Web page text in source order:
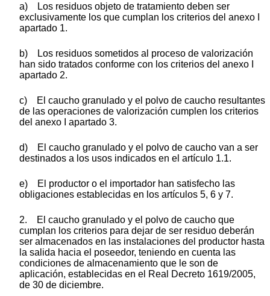
a) Los residuos objeto de tratamiento deben ser
exclusivamente los que cumplan los criterios del anexo I
apartado 1.
b) Los residuos sometidos al proceso de valorización
han sido tratados conforme con los criterios del anexo I
apartado 2.
c) El caucho granulado y el polvo de caucho resultantes
de las operaciones de valorización cumplen los criterios
del anexo I apartado 3.
d) El caucho granulado y el polvo de caucho van a ser
destinados a los usos indicados en el artículo 1.1.
e) El productor o el importador han satisfecho las
obligaciones establecidas en los artículos 5, 6 y 7.
2. El caucho granulado y el polvo de caucho que
cumplan los criterios para dejar de ser residuo deberán
ser almacenados en las instalaciones del productor hasta
la salida hacia el poseedor, teniendo en cuenta las
condiciones de almacenamiento que le son de
aplicación, establecidas en el Real Decreto 1619/2005,
de 30 de diciembre.